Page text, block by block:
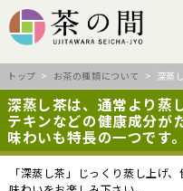
トップ > お茶の種類について > 深蒸
深蒸し茶は、通常より蒸
テキンなどの健康成分が
味わいも特長の一つです。
「深蒸し茶」じっくり蒸し上げ